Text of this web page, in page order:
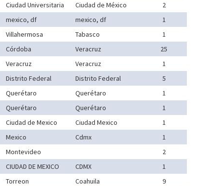
Ciudad Universitaria Ciudad de México
2
mexico, df mexico, df
1
Villahermosa Tabasco
1
Córdoba Veracruz
25
Veracruz Veracruz
1
Distrito Federal Distrito Federal
5
Querétaro Querétaro
1
Querétaro Querétaro
1
Ciudad de Mexico Ciudad Mexico
1
Mexico Cdmx
1
Montevideo
2
CIUDAD DE MEXICO CDMX
1
Torreon Coahuila
9